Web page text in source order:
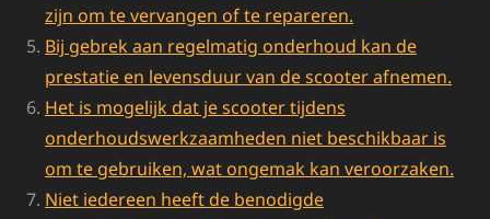
zijn om te vervangen of te repareren.
Bij gebrek aan regelmatig onderhoud kan de
prestatie en levensduur van de scooter afnemen.
Het is mogelijk dat je scooter tijdens
onderhoudswerkzaamheden niet beschikbaar is
om te gebruiken, wat ongemak kan veroorzaken.
Niet iedereen heeft de benodigde